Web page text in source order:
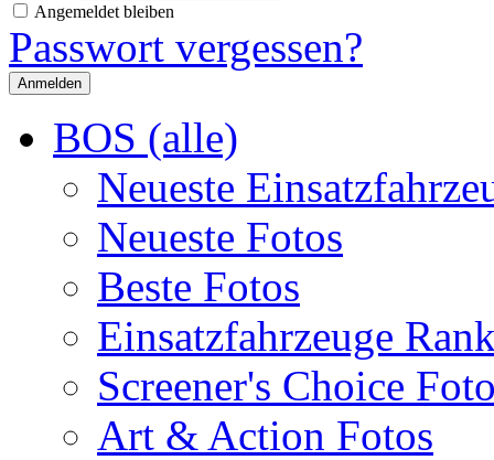
Angemeldet bleiben
Passwort vergessen?
BOS (alle)
Neueste
Neueste Fotos
Beste Fotos
Einsatzfahrzeuge
Screener's Choice
Art & Action Fotos